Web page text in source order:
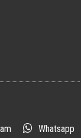
Whatsapp